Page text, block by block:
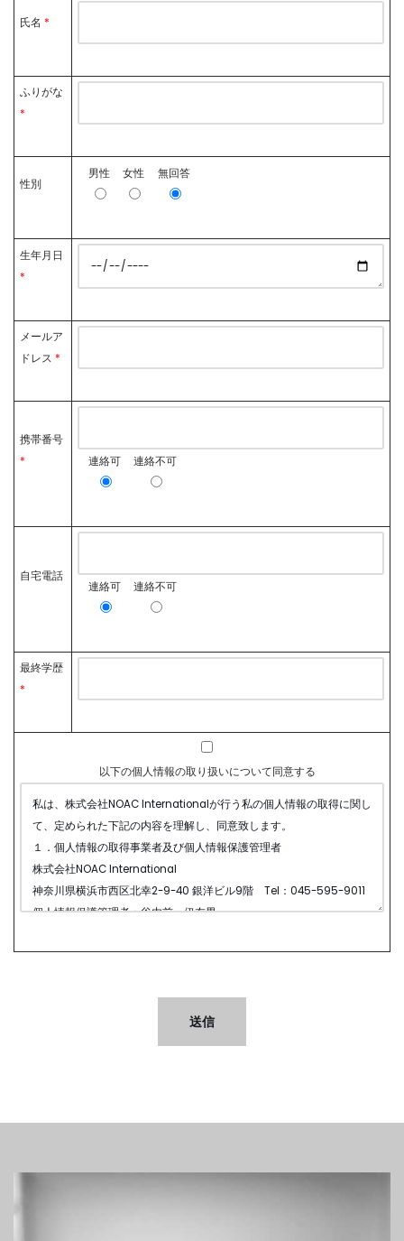
氏名 *
ふりがな
*
性別
男性 女性 無回答
生年月日
*
メールア
ドレス *
携帯番号
*
連絡可 連絡不可
自宅電話
連絡可 連絡不可
最終学歴
*
以下の個人情報の取り扱いについて同意する